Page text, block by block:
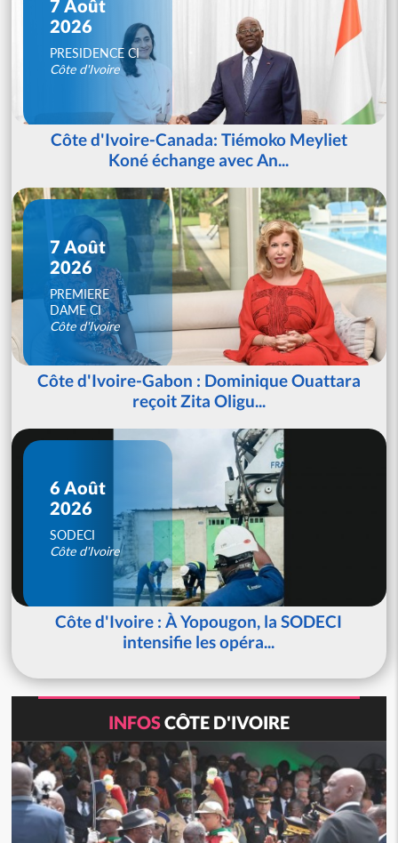
7 Août
2026
PRESIDENCE CI
Côte d'Ivoire
Côte d'Ivoire-Canada: Tiémoko Meyliet
Koné échange avec An...
7 Août
2026
PREMIERE
DAME CI
Côte d'Ivoire
Côte d'Ivoire-Gabon : Dominique Ouattara
reçoit Zita Oligu...
6 Août
2026
SODECI
Côte d'Ivoire
Côte d'Ivoire : À Yopougon, la SODECI
intensifie les opéra...
INFOSCÔTE D'IVOIRE